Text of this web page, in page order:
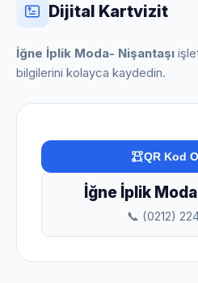
Dijital Kartvizit
İğne İplik Moda- Nişantaşı
bilgilerini kolayca kaydedin.
QR Kod
İğne İplik
📞 (0212)